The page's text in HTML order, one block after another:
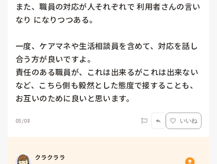
また、職員の対応が人それぞれで 利用者さんの言い
なり になりつつある。
一度、ケアマネや生活相談員を含めて、対応を話し
合う方が良いですよ。
責任のある職員が、これは出来るがこれは出来ない
など、こちら側も毅然とした態度で接することも、
お互いのために良いと思います。
05/08 いいね
クラクララ